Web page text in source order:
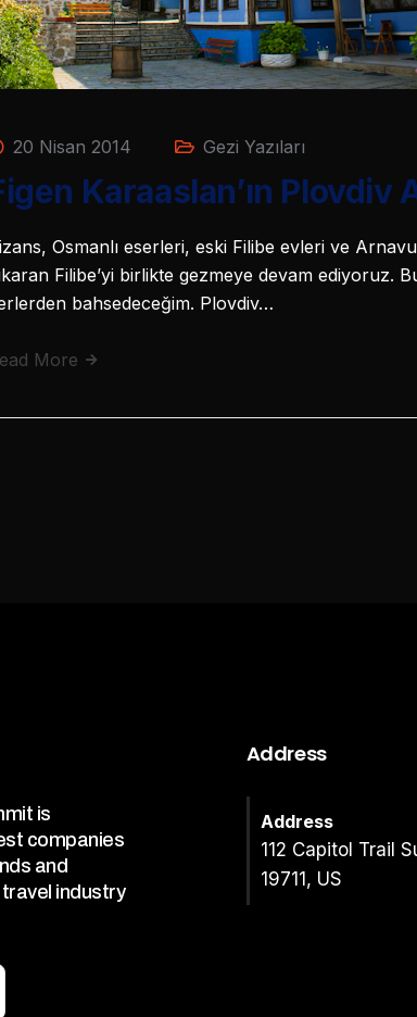
20 Nisan 2014 Gezi Yazıları
Karaaslan’ın Plovdiv
Osmanlı eserleri, eski Filibe evleri ve
Filibe’yi birlikte gezmeye devam ediyoruz.
bahsedeceğim. Plovdiv…
More
is
companies
and
industry
Address
Address
112 Capitol Trail
19711, US